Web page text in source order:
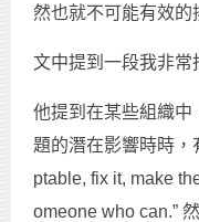
然也就不可能有效的
文中提到一段我非常
他提到在某些組織中
題的潛在影響時時，
ptable, fix it, make
omeone who can.”